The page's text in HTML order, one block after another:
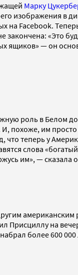
Марку
изображения в
Facebook.
«Это
— он
роль в Белом
похоже, им
теперь у
слова
им», —
Присциллу на
более 600